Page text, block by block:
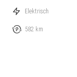
Elektrisch
582 km